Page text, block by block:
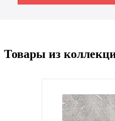
Товары из